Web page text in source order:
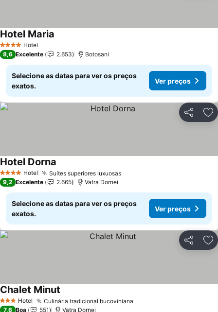
4 EstrelasHotel
Hotel Maria
8,6 Excelente 2.653 Botosani
Selecione as datas para ver os preços
exatos.
Ver preços
Partilhar
4 EstrelasHotel Suítes superiores luxuosas
Hotel Dorna
9,2 Excelente 2.665 Vatra Dornei
Selecione as datas para ver os preços
exatos.
Ver preços
Partilhar
3 EstrelasHotel Culinária tradicional bucoviniana
Chalet Minut
7,6 Boa 551 Vatra Dornei